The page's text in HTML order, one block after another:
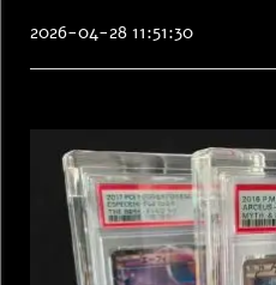
2026-04-28 11:51:30